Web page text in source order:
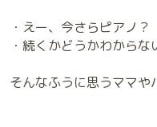
・えー、今さらピアノ？
・続くかどうかわから
そんなふうに思うママや